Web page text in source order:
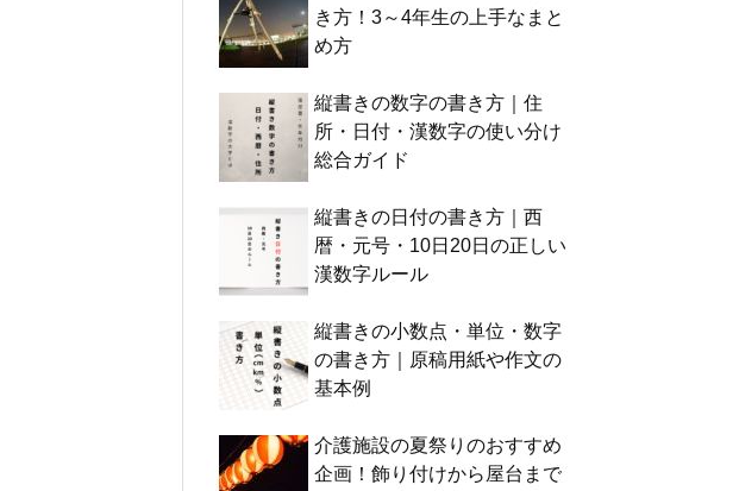
き方！3～4年生の上手なまと
め方
縦書きの数字の書き方｜住
所・日付・漢数字の使い分け
総合ガイド
縦書きの日付の書き方｜西
暦・元号・10日20日の正しい
漢数字ルール
縦書きの小数点・単位・数字
の書き方｜原稿用紙や作文の
基本例
介護施設の夏祭りのおすすめ
企画！飾り付けから屋台まで